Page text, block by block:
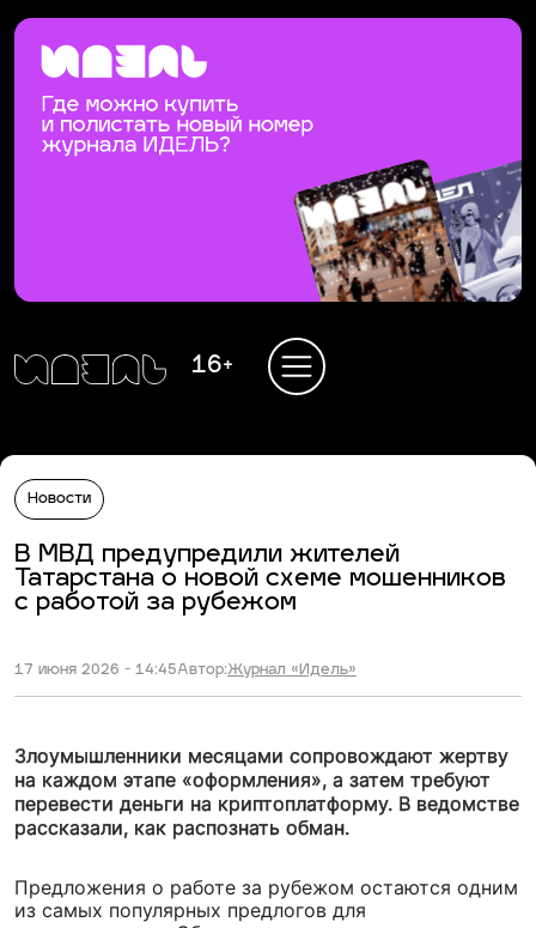
16+
Новости
В МВД предупредили жителей
Татарстана о новой схеме мошенников
с работой за рубежом
17 июня 2026 - 14:45Автор:Журнал «Идель»
Злоумышленники месяцами сопровождают жертву
на каждом этапе «оформления», а затем требуют
перевести деньги на криптоплатформу. В ведомстве
рассказали, как распознать обман.
Предложения о работе за рубежом остаются одним
из самых популярных предлогов для